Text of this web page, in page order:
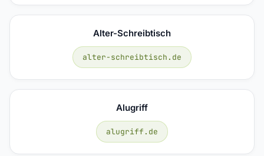
Alter-Schreibtisch
alter-schreibtisch.de
Alugriff
alugriff.de